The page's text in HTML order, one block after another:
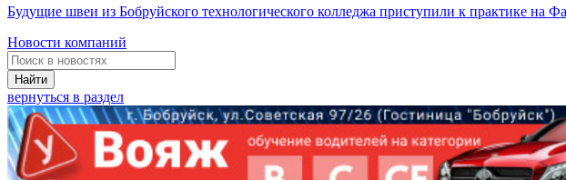
Будущие швеи из Бобруйского технологического колледжа приступили к практике на
Новости компаний
Найти
вернуться в раздел